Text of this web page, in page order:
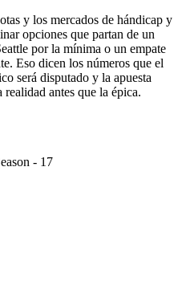
y los mercados de hándicap y
opciones que partan de un
por la mínima o un empate
Eso dicen los números que el
será disputado y la apuesta
realidad antes que la épica.
- 17